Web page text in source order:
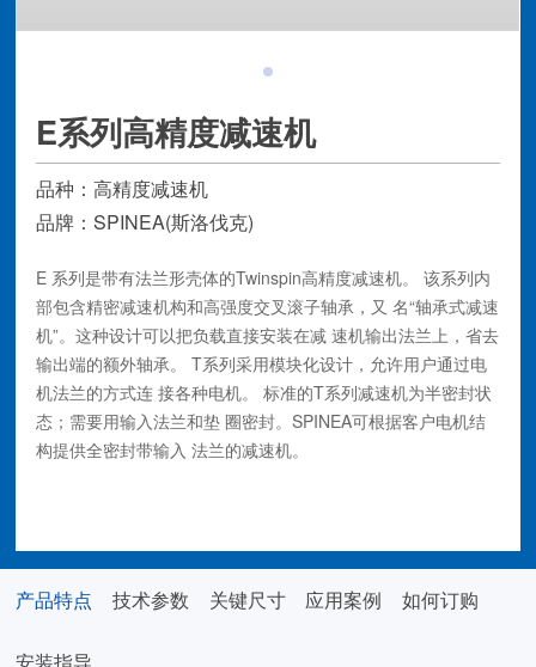
E系列高精度减速机
品种：高精度减速机
品牌：SPINEA(斯洛伐克)
E 系列是带有法兰形壳体的Twinspin高精度减速机。 该系列内
部包含精密减速机构和高强度交叉滚子轴承，又 名“轴承式减速
机”。这种设计可以把负载直接安装在减 速机输出法兰上，省去
输出端的额外轴承。 T系列采用模块化设计，允许用户通过电
机法兰的方式连 接各种电机。 标准的T系列减速机为半密封状
态；需要用输入法兰和垫 圈密封。SPINEA可根据客户电机结
构提供全密封带输入 法兰的减速机。
产品特点 技术参数 关键尺寸 应用案例 如何订购